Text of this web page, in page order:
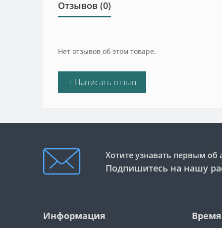
Отзывов (0)
Нет отзывов об этом товаре.
+ Написать отзыв
Хотите узнавать первым об
Подпишитесь на нашу
Информация